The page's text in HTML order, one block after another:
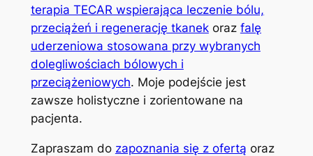
terapia TECAR wspierająca leczenie bólu,
przeciążeń i regenerację tkanekoraz falę
uderzeniowa stosowana przy wybranych
dolegliwościach bólowych i
przeciążeniowych. Moje podejście jest
zawsze holistyczne i zorientowane na
pacjenta.
Zapraszam do zapoznania się z ofertą oraz